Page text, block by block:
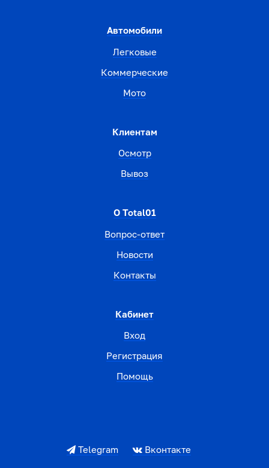
Автомобили
Легковые
Коммерческие
Мото
Клиентам
Осмотр
Вывоз
О Total01
Вопрос-ответ
Новости
Контакты
Кабинет
Вход
Регистрация
Помощь
Telegram Вконтакте